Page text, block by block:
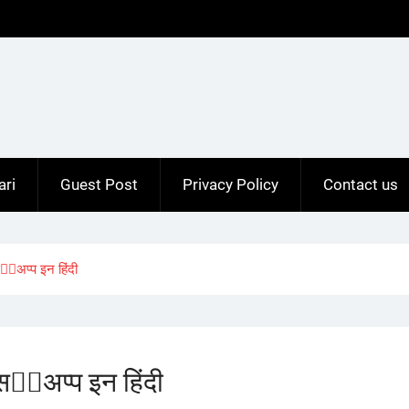
Guest Post Privacy Policy Contact us
इन हिंदी
इन हिंदी